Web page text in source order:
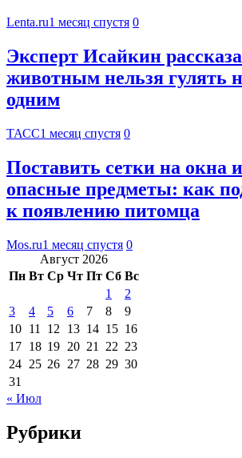
Lenta.ru1 месяц спустя 0
Эксперт Исайкин
животным нельзя гулять
одним
ТАСС1 месяц спустя 0
Поставить сетки на окна
опасные предметы: как
к появлению питомца
Mos.ru1 месяц спустя 0
Август 2026
Пн Вт Ср Чт Пт Сб Вс
1
2
3
4 5 6 7 8
9
10 11 12 13 14 15 16
17 18 19 20 21 22 23
24 25 26 27 28 29 30
31
« Июл
Рубрики